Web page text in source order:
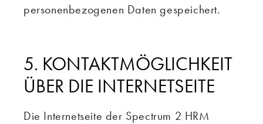
personenbezogenen Daten gespeichert.
5. KONTAKTMÖGLICHKEIT
ÜBER DIE INTERNETSEITE
Die Internetseite der Spectrum 2 HRM